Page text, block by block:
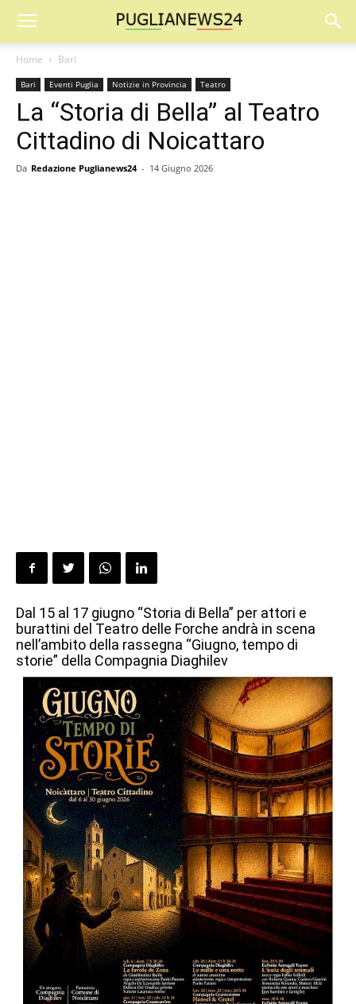
Home Bari
Bari Eventi Puglia Notizie in Provincia Teatro
La “Storia di Bella” al Teatro
Cittadino di Noicattaro
Da Redazione Puglianews24 - 14 Giugno 2026
Dal 15 al 17 giugno “Storia di Bella” per attori e
burattini del Teatro delle Forche andrà in scena
nell’ambito della rassegna “Giugno, tempo di
storie” della Compagnia Diaghilev